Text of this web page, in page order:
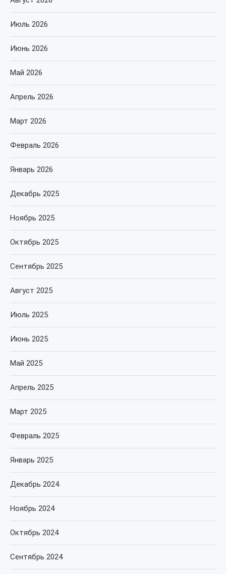
Июль 2026
Июнь 2026
Май 2026
Апрель 2026
Март 2026
Февраль 2026
Январь 2026
Декабрь 2025
Ноябрь 2025
Октябрь 2025
Сентябрь 2025
Август 2025
Июль 2025
Июнь 2025
Май 2025
Апрель 2025
Март 2025
Февраль 2025
Январь 2025
Декабрь 2024
Ноябрь 2024
Октябрь 2024
Сентябрь 2024